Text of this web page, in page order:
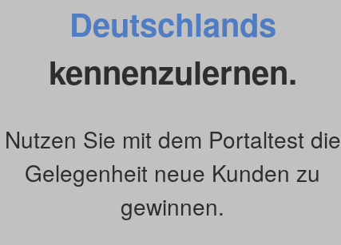
Deutschlands
kennenzulernen.
Nutzen Sie mit dem Portaltest die
Gelegenheit neue Kunden zu
gewinnen.